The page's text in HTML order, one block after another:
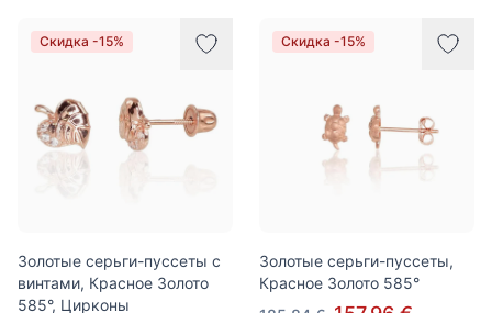
Скидка -15%
Золотые серьги-пуссеты с
винтами, Красное Золото
585°, Цирконы
Скидка -15%
Золотые серьги-пуссеты,
Красное Золото 585°